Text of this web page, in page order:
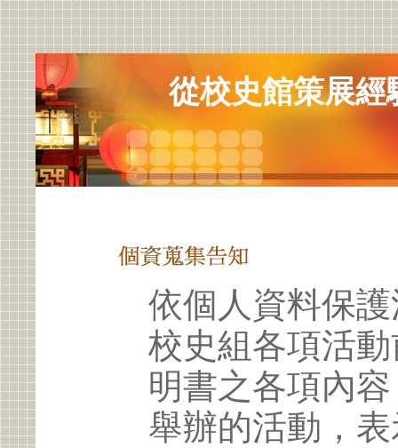
從校史館策展經
依個人資料保
校史組各項活
明書之各項內
舉辦的活動，